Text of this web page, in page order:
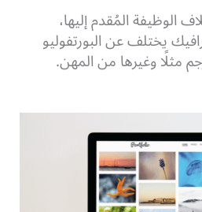
الوظيفة المُقدم إليها،
يختلف عن البورتفوليو
مثلًا وغيرها من المهن.